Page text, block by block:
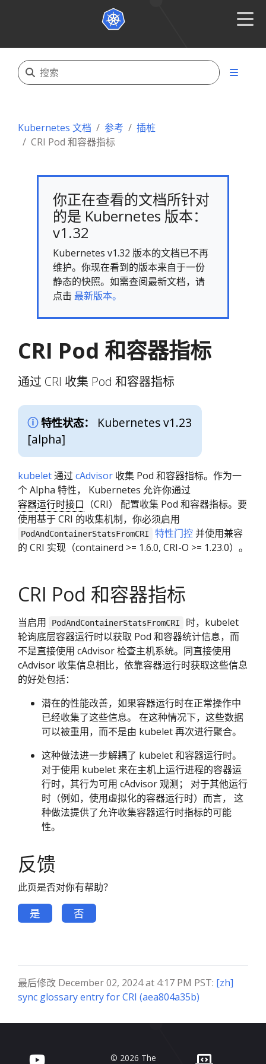
Kubernetes 文档 参考
插桩
CRI Pod 和容器指标
你正在查看的文档所针对
的是 Kubernetes 版本：
v1.32
Kubernetes v1.32 版本的文档已不再
维护。你现在看到的版本来自于一份
静态的快照。如需查阅最新文档，请
点击 最新版本。
CRI Pod 和容器指标
通过 CRI 收集 Pod 和容器指标
特性状态：
Kubernetes v1.23
[alpha]
kubelet通过 cAdvisor 收集 Pod 和容器指标。作为一
个 Alpha 特性， Kubernetes 允许你通过
容器运行时接口 （CRI） 配置收集 Pod 和容器指标。要
使用基于 CRI 的收集机制，你必须启用
PodAndContainerStatsFromCRI 特性门控并使用兼容
的 CRI 实现（containerd >= 1.6.0, CRI-O >= 1.23.0）。
CRI Pod 和容器指标
当启用 PodAndContainerStatsFromCRI
时，kubelet
轮询底层容器运行时以获取 Pod 和容器统计信息，而
不是直接使用 cAdvisor 检查主机系统。同直接使用
cAdvisor 收集信息相比，依靠容器运行时获取这些信息
的好处包括：
潜在的性能改善，如果容器运行时在正常操作中
已经收集了这些信息。 在这种情况下，这些数据
可以被重用，而不是由 kubelet 再次进行聚合。
这种做法进一步解耦了 kubelet 和容器运行时。
对于使用 kubelet 来在主机上运行进程的容器运
行时，其行为可用 cAdvisor 观测； 对于其他运行
时（例如，使用虚拟化的容器运行时）而言， 这
种做法提供了允许收集容器运行时指标的可能
性。
反馈
此页是否对你有帮助？
是 否
最后修改 December 02, 2024 at 4:17 PM PST: [zh]
sync glossary entry for CRI (aea804a35b)
© 2026 The